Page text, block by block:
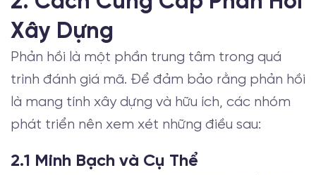
Xây Dựng
Phản hồi là một phần trung tâm trong quá
trình đánh giá mã. Để đảm bảo rằng phản hồi
là mang tính xây dựng và hữu ích, các nhóm
phát triển nên xem xét những điều sau:
2.1 Minh Bạch và Cụ Thể